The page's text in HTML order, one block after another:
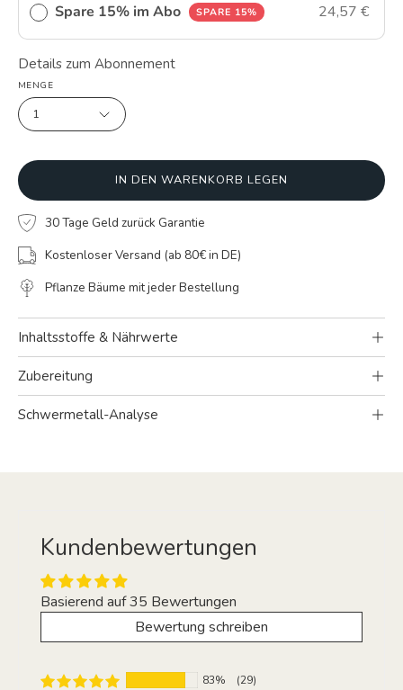
Spare 15% im Abo SPARE 15% 24,57 €
Details zum Abonnement
MENGE
1
IN DEN WARENKORB LEGEN
30 Tage Geld zurück Garantie
Kostenloser Versand (ab 80€ in DE)
Pflanze Bäume mit jeder Bestellung
Inhaltsstoffe & Nährwerte
Zubereitung
Schwermetall-Analyse
Kundenbewertungen
Basierend auf 35 Bewertungen
Bewertung schreiben
83%
(29)